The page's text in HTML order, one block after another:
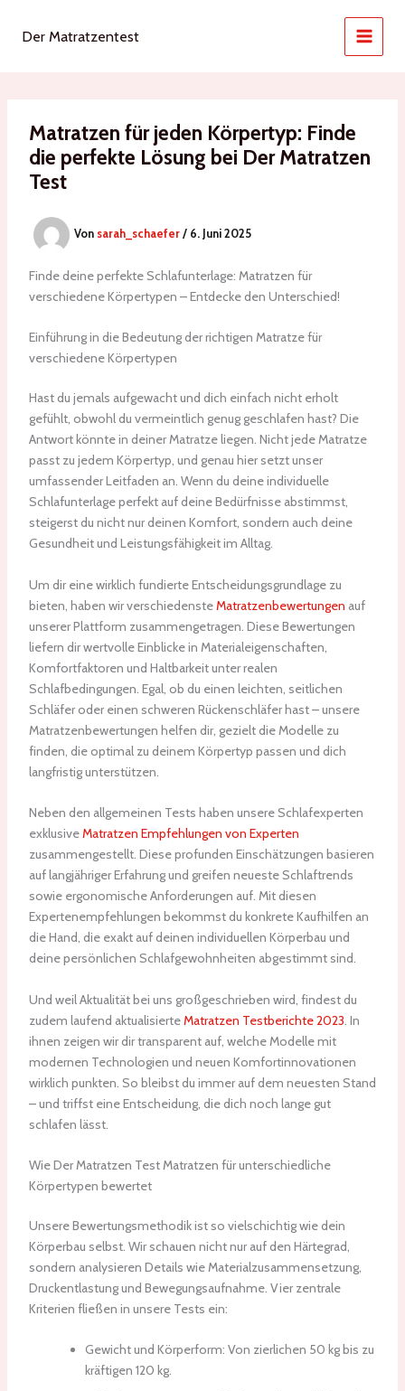
InhaltDer Matratzentest
MAIN
Matratzen für jeden Körpertyp: Finde
die perfekte Lösung bei Der Matratzen
Test
Von sarah_schaefer/ 6. Juni 2025
Finde deine perfekte Schlafunterlage: Matratzen für
verschiedene Körpertypen – Entdecke den Unterschied!
Einführung in die Bedeutung der richtigen Matratze für
verschiedene Körpertypen
Hast du jemals aufgewacht und dich einfach nicht erholt
gefühlt, obwohl du vermeintlich genug geschlafen hast? Die
Antwort könnte in deiner Matratze liegen. Nicht jede Matratze
passt zu jedem Körpertyp, und genau hier setzt unser
umfassender Leitfaden an. Wenn du deine individuelle
Schlafunterlage perfekt auf deine Bedürfnisse abstimmst,
steigerst du nicht nur deinen Komfort, sondern auch deine
Gesundheit und Leistungsfähigkeit im Alltag.
Um dir eine wirklich fundierte Entscheidungsgrundlage zu
bieten, haben wir verschiedensteMatratzenbewertungen auf
unserer Plattform zusammengetragen. Diese Bewertungen
liefern dir wertvolle Einblicke in Materialeigenschaften,
Komfortfaktoren und Haltbarkeit unter realen
Schlafbedingungen. Egal, ob du einen leichten, seitlichen
Schläfer oder einen schweren Rückenschläfer hast – unsere
Matratzenbewertungen helfen dir, gezielt die Modelle zu
finden, die optimal zu deinem Körpertyp passen und dich
langfristig unterstützen.
Neben den allgemeinen Tests haben unsere Schlafexperten
exklusiveMatratzen Empfehlungen von Experten
zusammengestellt. Diese profunden Einschätzungen basieren
auf langjähriger Erfahrung und greifen neueste Schlaftrends
sowie ergonomische Anforderungen auf. Mit diesen
Expertenempfehlungen bekommst du konkrete Kaufhilfen an
die Hand, die exakt auf deinen individuellen Körperbau und
deine persönlichen Schlafgewohnheiten abgestimmt sind.
Und weil Aktualität bei uns großgeschrieben wird, findest du
zudem laufend aktualisierteMatratzen Testberichte 2023 . In
ihnen zeigen wir dir transparent auf, welche Modelle mit
modernen Technologien und neuen Komfortinnovationen
wirklich punkten. So bleibst du immer auf dem neuesten Stand
– und triffst eine Entscheidung, die dich noch lange gut
schlafen lässt.
Wie Der Matratzen Test Matratzen für unterschiedliche
Körpertypen bewertet
Unsere Bewertungsmethodik ist so vielschichtig wie dein
Körperbau selbst. Wir schauen nicht nur auf den Härtegrad,
sondern analysieren Details wie Materialzusammensetzung,
Druckentlastung und Bewegungsaufnahme. Vier zentrale
Kriterien fließen in unsere Tests ein:
Gewicht und Körperform: Von zierlichen 50 kg bis zu
kräftigen 120 kg.